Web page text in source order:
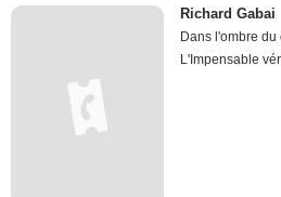
Richard Gabai
Dans l'ombre du
L'Impensable